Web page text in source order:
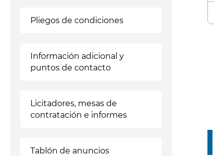
Pliegos de condiciones
Información adicional y
puntos de contacto
Licitadores, mesas de
contratación e informes
Tablón de anuncios